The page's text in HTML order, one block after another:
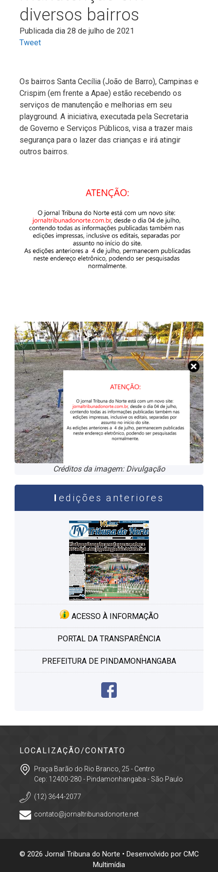
diversos bairros
Publicada dia 28 de julho de 2021
Tweet
Os bairros Santa Cecília (João de Barro), Campinas e
Crispim (em frente a Apae) estão recebendo os
serviços de manutenção e melhorias em seu
playground. A iniciativa, executada pela Secretaria
de Governo e Serviços Públicos, visa a trazer mais
segurança para o lazer das crianças e irá atingir
outros bairros.
Créditos da imagem: Divulgação
edições anteriores
ACESSO À INFORMAÇÃO
PORTAL DA TRANSPARÊNCIA
PREFEITURA DE PINDAMONHANGABA
LOCALIZAÇÃO/CONTATO
Praça Barão do Rio Branco, 25 - Centro
Cep: 12400-280 - Pindamonhangaba - São Paulo
(12) 3644-2077
contato@jornaltribunadonorte.net
© 2026 Jornal Tribuna do Norte • Desenvolvido por CMC
Multimídia